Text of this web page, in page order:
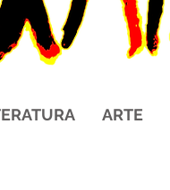
ARTE